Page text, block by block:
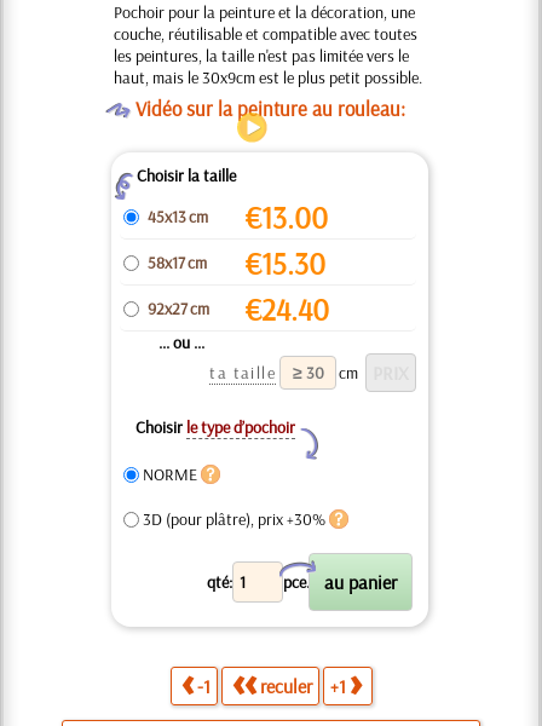
Pochoir pour la peinture et la décoration, une
couche, réutilisable et compatible avec toutes
les peintures, la taille n'est pas limitée vers le
haut, mais le 30x9cm est le plus petit possible.
OVidéo sur la peinture au rouleau:
ZChoisir la taille
45x13 cm
€13.00
58x17 cm €15.30
92x27 cm €24.40
... ou ...
ta taille
cm
Choisir le type d’pochoir
Y
NORME
3D (pour plâtre), prix +30%
qté: pce.
X
-1 reculer +1